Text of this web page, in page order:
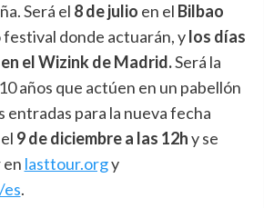
Será el 8 de julio en el Bilbao
festival donde actuarán, ylos días
el Wizink de Madrid.Será la
años que actúen en un pabellón
entradas para la nueva fecha
9 de diciembre a las 12hy se
lasttour.orgy
.